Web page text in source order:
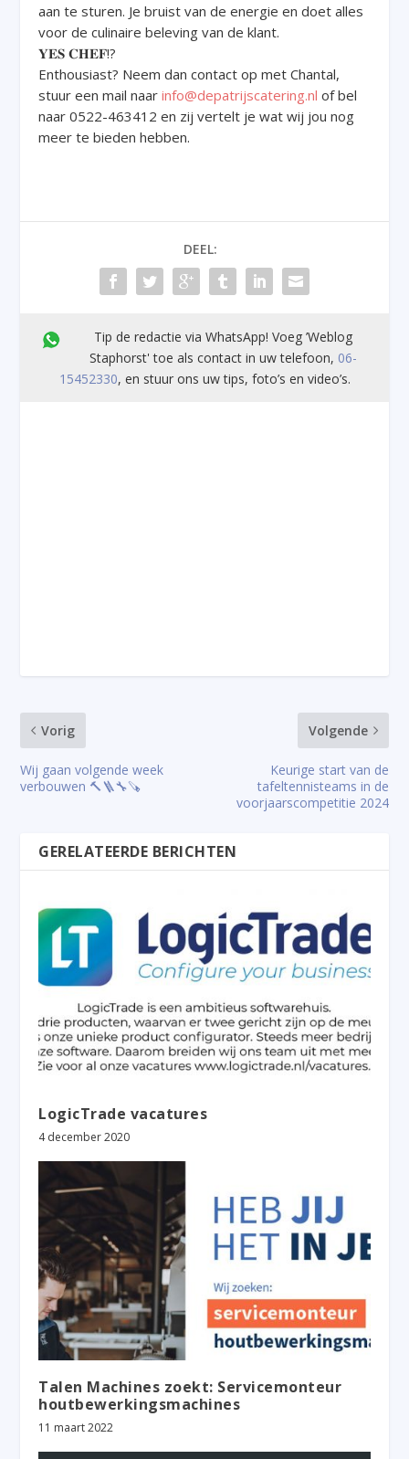
aan te sturen. Je bruist van de energie en doet alles
voor de culinaire beleving van de klant.
𝐘𝐄𝐒 𝐂𝐇𝐄𝐅!?
Enthousiast? Neem dan contact op met Chantal,
stuur een mail naarinfo@depatrijscatering.nl of bel
naar 0522-463412 en zij vertelt je wat wij jou nog
meer te bieden hebben.
DEEL:
Tip de redactie via WhatsApp! Voeg ’Weblog
Staphorst' toe als contact in uw telefoon, 06-
15452330, en stuur ons uw tips, foto’s en video’s.
Vorig
Wij gaan volgende week
verbouwen 🔨🪜🔧🪚
Volgende
Keurige start van de
tafeltennisteams in de
voorjaarscompetitie 2024
GERELATEERDE BERICHTEN
LogicTrade vacatures
4 december 2020
Talen Machines zoekt: Servicemonteur
houtbewerkingsmachines
11 maart 2022